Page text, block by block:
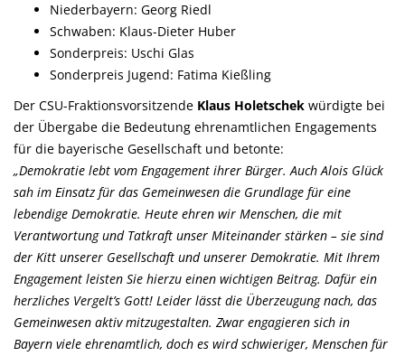
Niederbayern: Georg Riedl
Schwaben: Klaus-Dieter Huber
Sonderpreis: Uschi Glas
Sonderpreis Jugend: Fatima Kießling
Der CSU-Fraktionsvorsitzende Klaus Holetschek würdigte bei
der Übergabe die Bedeutung ehrenamtlichen Engagements
für die bayerische Gesellschaft und betonte:
Demokratie lebt vom Engagement ihrer Bürger. Auch Alois Glück
sah im Einsatz für das Gemeinwesen die Grundlage für eine
lebendige Demokratie. Heute ehren wir Menschen, die mit
Verantwortung und Tatkraft unser Miteinander stärken – sie sind
der Kitt unserer Gesellschaft und unserer Demokratie. Mit Ihrem
Engagement leisten Sie hierzu einen wichtigen Beitrag. Dafür ein
herzliches Vergelt’s Gott! Leider lässt die Überzeugung nach, das
Gemeinwesen aktiv mitzugestalten. Zwar engagieren sich in
Bayern viele ehrenamtlich, doch es wird schwieriger, Menschen für